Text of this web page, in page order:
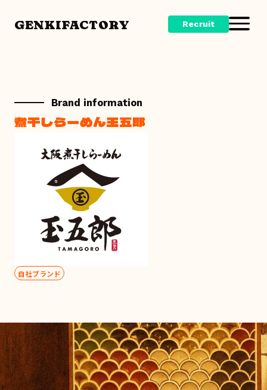
GENKIFACTORY Recruit
Brand information
煮干しらーめん玉五郎
自社ブランド